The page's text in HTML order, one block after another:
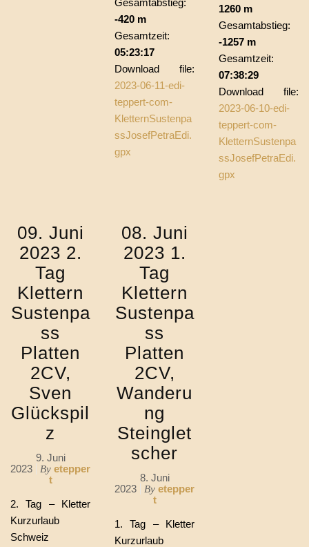
Gesamtabstieg:
-420 m
Gesamtzeit:
05:23:17
Download file:
2023-06-11-edi-
teppert-com-
KletternSustenpa
ssJosefPetraEdi.
gpx
1260 m
Gesamtabstieg:
-1257 m
Gesamtzeit:
07:38:29
Download file:
2023-06-10-edi-
teppert-com-
KletternSustenpa
ssJosefPetraEdi.
gpx
09. Juni
2023 2.
Tag
Klettern
Sustenpa
ss
Platten
2CV,
Sven
Glückspil
z
9. Juni
2023
By etepper
t
2. Tag – Kletter
Kurzurlaub
Schweiz
08. Juni
2023 1.
Tag
Klettern
Sustenpa
ss
Platten
2CV,
Wanderu
ng
Steinglet
scher
8. Juni
2023
By etepper
t
1. Tag – Kletter
Kurzurlaub